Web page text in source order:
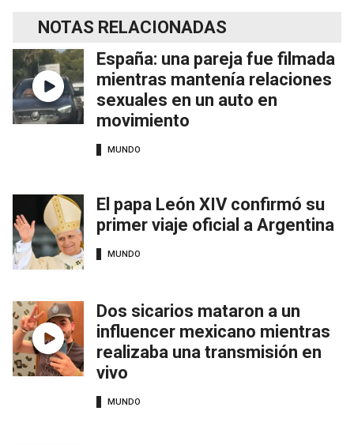
NOTAS RELACIONADAS
España: una pareja fue filmada
mientras mantenía relaciones
sexuales en un auto en
movimiento
MUNDO
El papa León XIV confirmó su
primer viaje oficial a Argentina
MUNDO
Dos sicarios mataron a un
influencer mexicano mientras
realizaba una transmisión en
vivo
MUNDO